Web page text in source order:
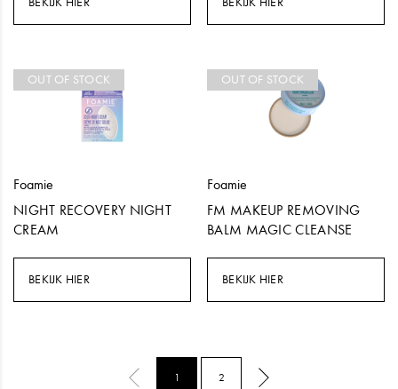
OUT OF STOCK
Foamie
NIGHT RECOVERY NIGHT
CREAM
BEKIJK HIER
OUT OF STOCK
Foamie
FM MAKEUP REMOVING
BALM MAGIC CLEANSE
BEKIJK HIER
1 2